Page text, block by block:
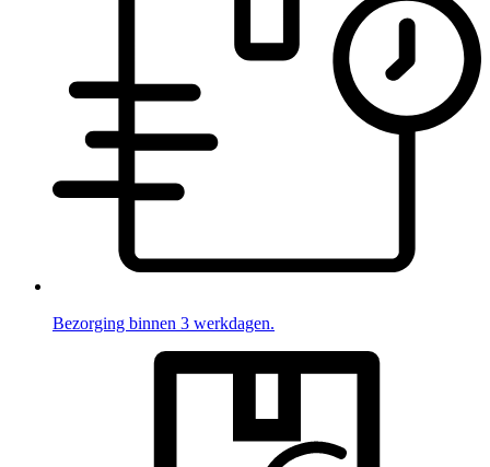
Bezorging binnen 3 werkdagen.